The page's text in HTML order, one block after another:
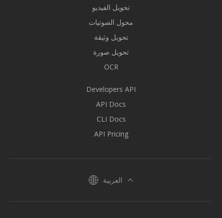
تحويل الفيديو
محول الصوتيات
تحويل وثيقة
تحويل صورة
OCR
Developers API
API Docs
CLI Docs
API Pricing
العربية